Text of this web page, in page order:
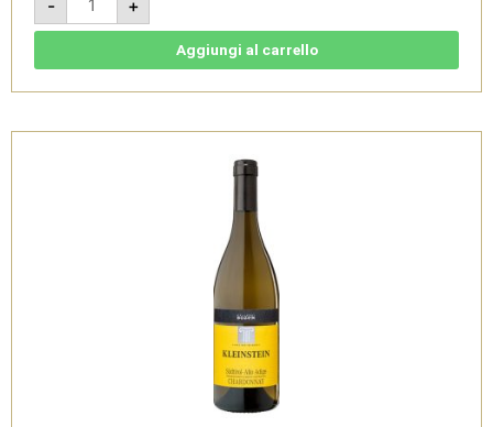
-
Pinot
Grigio
2024
Adige
Cantina
+
Aggiungi al carrello